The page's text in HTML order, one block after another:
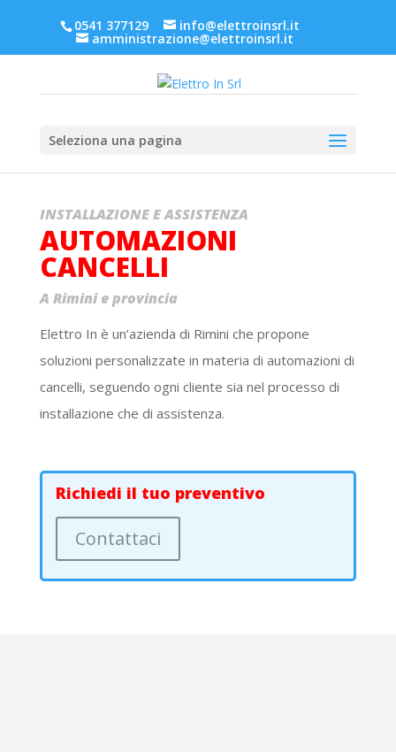
0541 377129 info@elettroinsrl.it
amministrazione@elettroinsrl.it
Seleziona una pagina
INSTALLAZIONE E ASSISTENZA
AUTOMAZIONI
CANCELLI
A Rimini e provincia
Elettro In è un’azienda di Rimini che propone
soluzioni personalizzate in materia di automazioni di
cancelli, seguendo ogni cliente sia nel processo di
installazione che di assistenza.
Richiedi il tuo preventivo
Contattaci